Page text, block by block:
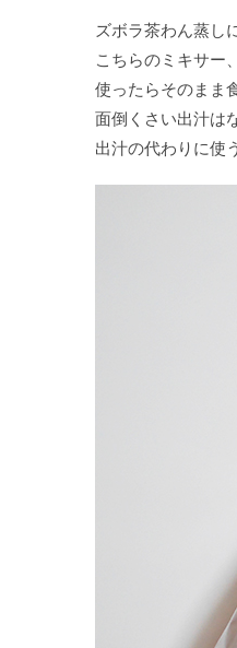
ズボラ茶わん蒸し
こちらのミキサー
使ったらそのまま
面倒くさい出汁は
出汁の代わりに使